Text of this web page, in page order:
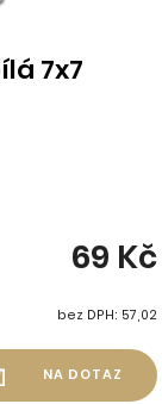
7x7
69 Kč
bez DPH: 57,02